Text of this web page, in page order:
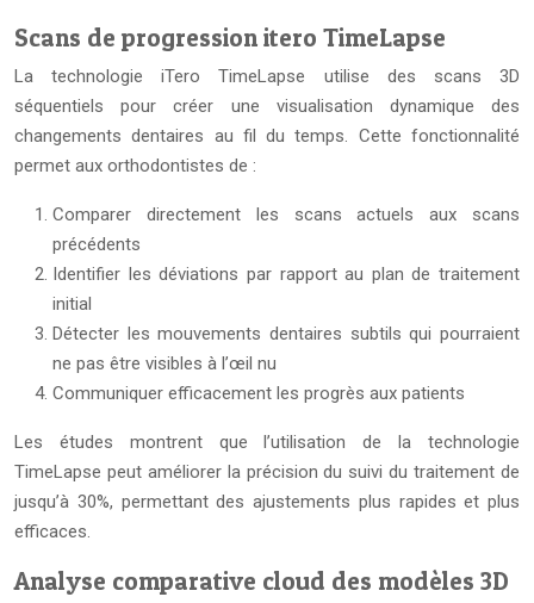
Scans de progression itero TimeLapse
La technologie iTero TimeLapse utilise des scans 3D
séquentiels pour créer une visualisation dynamique des
changements dentaires au fil du temps. Cette fonctionnalité
permet aux orthodontistes de :
Comparer directement les scans actuels aux scans
précédents
Identifier les déviations par rapport au plan de traitement
initial
Détecter les mouvements dentaires subtils qui pourraient
ne pas être visibles à l’œil nu
Communiquer efficacement les progrès aux patients
Les études montrent que l’utilisation de la technologie
TimeLapse peut améliorer la précision du suivi du traitement de
jusqu’à 30%, permettant des ajustements plus rapides et plus
efficaces.
Analyse comparative cloud des modèles 3D